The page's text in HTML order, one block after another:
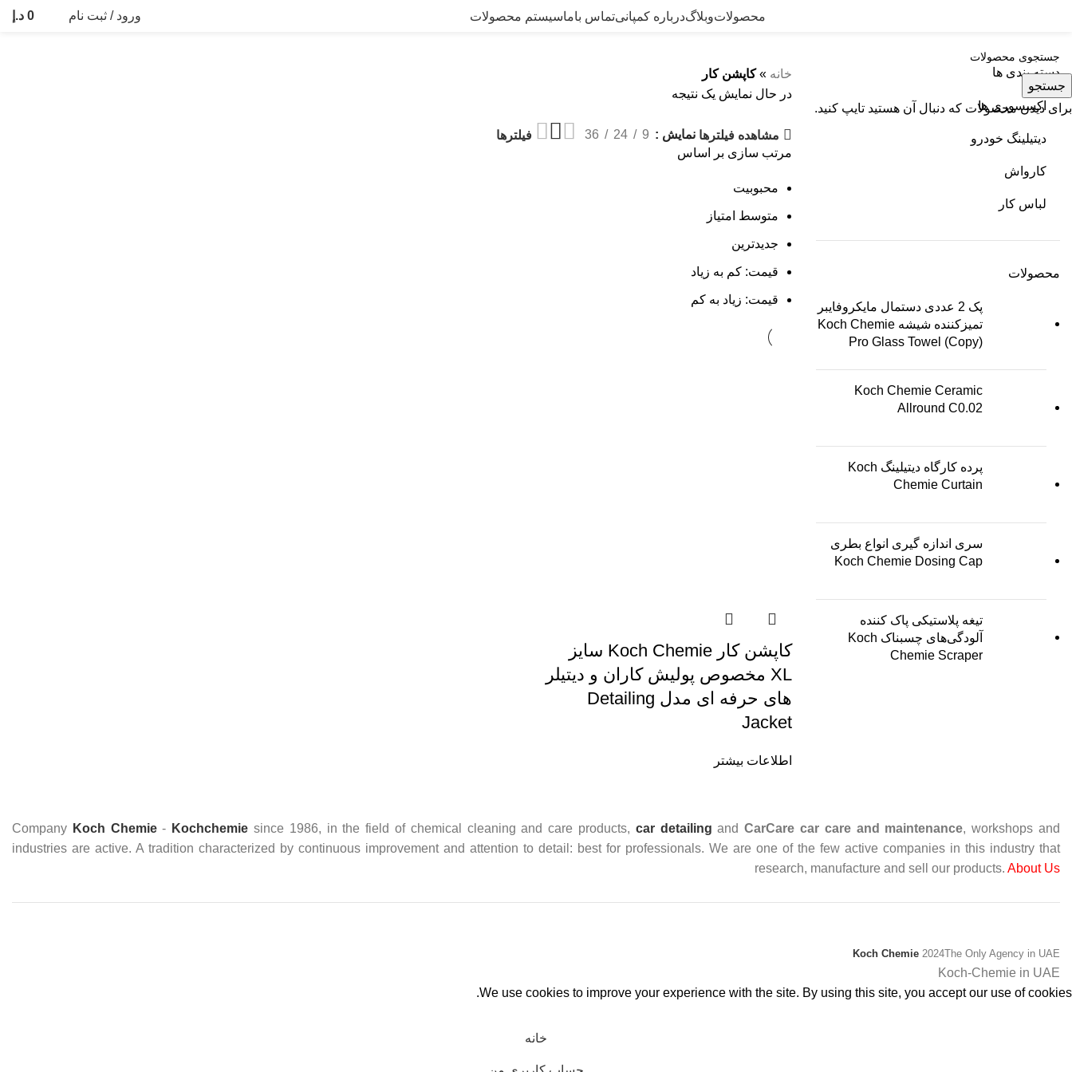
محصولاتوبلاگدرباره کمپانیتماس باماسیستم محصولات ورود / ثبت نام 0 د.إ
دسته بندی ها
اکسسوری ها
دیتیلینگ خودرو
کارواش
لباس کار
محصولات
پک 2 عددی دستمال مایکروفایبر
تمیزکننده شیشه Koch Chemie
Pro Glass Towel (Copy)
Koch Chemie Ceramic
Allround C0.02
پرده کارگاه دیتیلینگ Koch
Chemie Curtain
سری اندازه گیری انواع بطری
Koch Chemie Dosing Cap
تیغه پلاستیکی پاک کننده
آلودگی‌های چسبناک Koch
Chemie Scraper
خانه »کاپشن کار
در حال نمایش یک نتیجه
مشاهده فیلترها نمایش 9
24
36
فیلترها
مرتب سازی بر اساس
محبوبیت
متوسط امتیاز
جدیدترین
قیمت: کم به زیاد
قیمت: زیاد به کم
کاپشن کار Koch Chemie سایز
XL مخصوص پولیش کاران و دیتیلر
های حرفه ای مدل Detailing
Jacket
اطلاعات بیشتر
Company Koch Chemie- Kochchemie since 1986, in the field of chemical cleaning and care products, car detailing andCarCare car care and maintenance, workshops and
industries are active. A tradition characterized by continuous improvement and attention to detail: best for professionals. We are one of the few active companies in this industry that
research, manufacture and sell our products. About Us
Koch Chemie 2024The Only Agency in UAE
Koch-Chemie in UAE
We use cookies to improve your experience with the site. By using this site, you accept our use of cookies.
جستجو
برای دیدن محصولات که دنبال آن هستید تایپ کنید.
خانه